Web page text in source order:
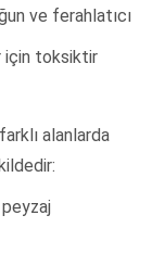
ve ferahlatıcı
için toksiktir
alanlarda